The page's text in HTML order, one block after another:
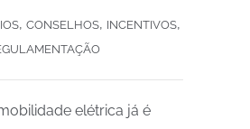
, CONSELHOS, INCENTIVOS,
elétrica já é